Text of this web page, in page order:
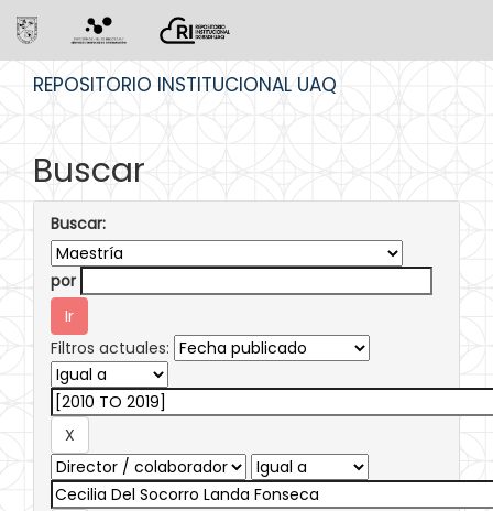
REPOSITORIO INSTITUCIONAL UAQ
Buscar
Buscar:
por
Filtros actuales: